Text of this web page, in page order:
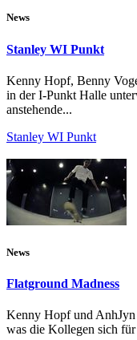
News
Stanley WI Punkt
Kenny Hopf, Benny
in der I-Punkt Halle
anstehende...
Stanley WI Punkt
News
Flatground Madness
Kenny Hopf und
was die Kollegen sich